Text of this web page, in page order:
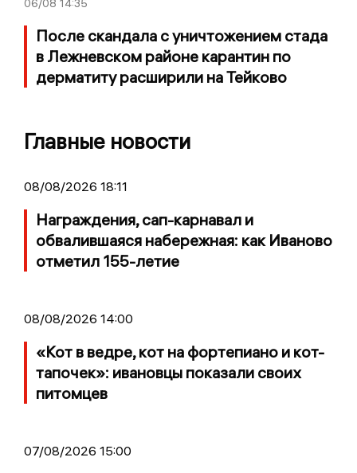
06/08 14:35
После скандала с уничтожением стада
в Лежневском районе карантин по
дерматиту расширили на Тейково
Главные новости
08/08/2026 18:11
Награждения, сап-карнавал и
обвалившаяся набережная: как Иваново
отметил 155-летие
08/08/2026 14:00
«Кот в ведре, кот на фортепиано и кот-
тапочек»: ивановцы показали своих
питомцев
07/08/2026 15:00